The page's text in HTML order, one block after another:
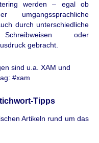
werden – egal ob
umgangssprachliche
durch unterschiedliche
oder
gebracht.
sind u.a. XAM und
#xam
Tipps
Artikeln rund um das